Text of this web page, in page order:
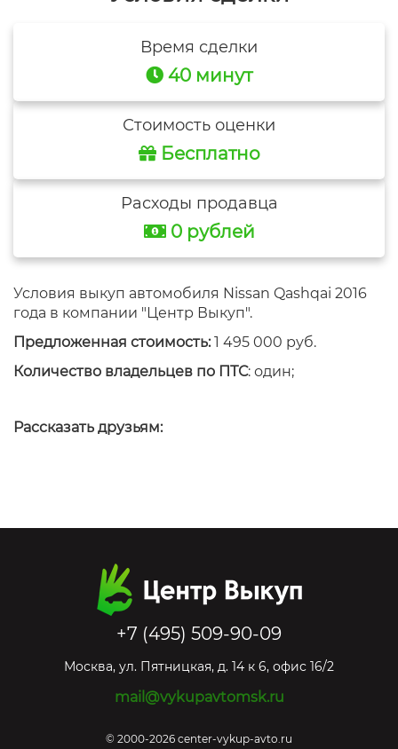
Время сделки
40 минут
Стоимость оценки
Бесплатно
Расходы продавца
0 рублей
Условия выкуп автомобиля Nissan Qashqai 2016
года в компании "Центр Выкуп".
Предложенная стоимость:1 495 000 руб.
Количество владельцев по ПТС: один;
Рассказать друзьям:
+7 (495) 509-90-09
Москва, ул. Пятницкая, д. 14 к 6, офис 16/2
mail@vykupavtomsk.ru
© 2000-2026 center-vykup-avto.ru